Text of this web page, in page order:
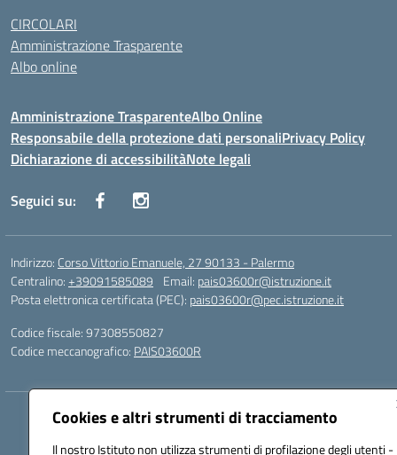
Cookies e altri strumenti di tracciamento
Il nostro Istituto non utilizza strumenti di profilazione degli utenti -
CIRCOLARI
Amministrazione Trasparente
Albo online
Amministrazione TrasparenteAlbo Online
Responsabile della protezione dati personaliPrivacy Policy
Dichiarazione di accessibilitàNote legali
Seguici su:
Indirizzo: Corso Vittorio Emanuele, 27 90133 - Palermo
Centralino:+39091585089 Email: pais03600r@istruzione.it
Posta elettronica certificata (PEC): pais03600r@pec.istruzione.it
Codice fiscale: 97308550827
Codice meccanografico: PAIS03600R
Hosting & Powered by 3D Solution S.r.l.